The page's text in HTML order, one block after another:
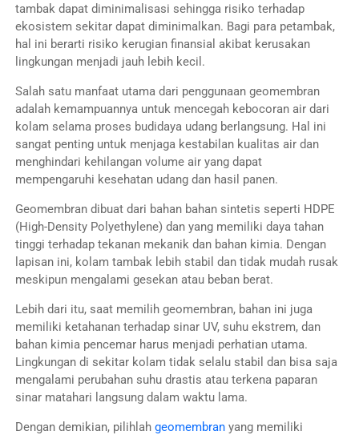
tambak dapat diminimalisasi sehingga risiko terhadap
ekosistem sekitar dapat diminimalkan. Bagi para petambak,
hal ini berarti risiko kerugian finansial akibat kerusakan
lingkungan menjadi jauh lebih kecil.
Salah satu manfaat utama dari penggunaan geomembran
adalah kemampuannya untuk mencegah kebocoran air dari
kolam selama proses budidaya udang berlangsung. Hal ini
sangat penting untuk menjaga kestabilan kualitas air dan
menghindari kehilangan volume air yang dapat
mempengaruhi kesehatan udang dan hasil panen.
Geomembran dibuat dari bahan bahan sintetis seperti HDPE
(High-Density Polyethylene) dan yang memiliki daya tahan
tinggi terhadap tekanan mekanik dan bahan kimia. Dengan
lapisan ini, kolam tambak lebih stabil dan tidak mudah rusak
meskipun mengalami gesekan atau beban berat.
Lebih dari itu, saat memilih geomembran, bahan ini juga
memiliki ketahanan terhadap sinar UV, suhu ekstrem, dan
bahan kimia pencemar harus menjadi perhatian utama.
Lingkungan di sekitar kolam tidak selalu stabil dan bisa saja
mengalami perubahan suhu drastis atau terkena paparan
sinar matahari langsung dalam waktu lama.
Dengan demikian, pilihlah geomembranyang memiliki